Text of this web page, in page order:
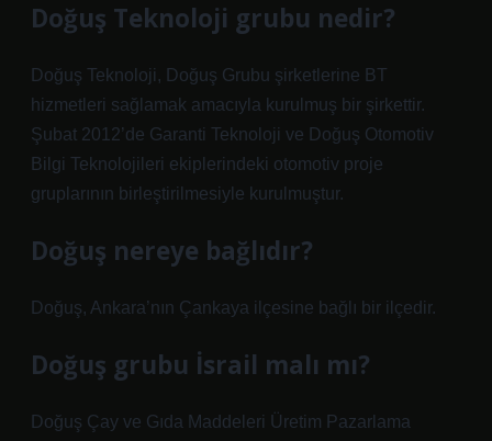
Doğuş Teknoloji grubu nedir?
Doğuş Teknoloji, Doğuş Grubu şirketlerine BT
hizmetleri sağlamak amacıyla kurulmuş bir şirkettir.
Şubat 2012’de Garanti Teknoloji ve Doğuş Otomotiv
Bilgi Teknolojileri ekiplerindeki otomotiv proje
gruplarının birleştirilmesiyle kurulmuştur.
Doğuş nereye bağlıdır?
Doğuş, Ankara’nın Çankaya ilçesine bağlı bir ilçedir.
Doğuş grubu İsrail malı mı?
Doğuş Çay ve Gıda Maddeleri Üretim Pazarlama